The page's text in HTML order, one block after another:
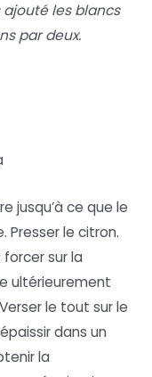
ajouté les blancs
par deux.
jusqu’à ce que le
le citron.
sur la
ultérieurement
le tout sur le
dans un
la